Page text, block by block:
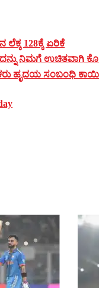
128ಕ್ಕೆ ಏರಿಕೆ
ನಿಮಗೆ ಉಚಿತವಾಗಿ
ಹೃದಯ ಸಂಬಂಧಿ